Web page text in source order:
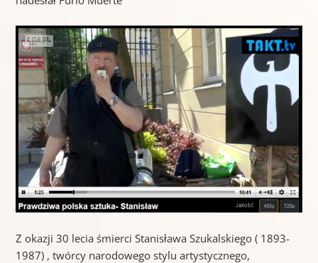
Z okazji 30 lecia śmierci Stanisława Szukalskiego ( 1893-
1987) , twórcy narodowego stylu artystycznego,